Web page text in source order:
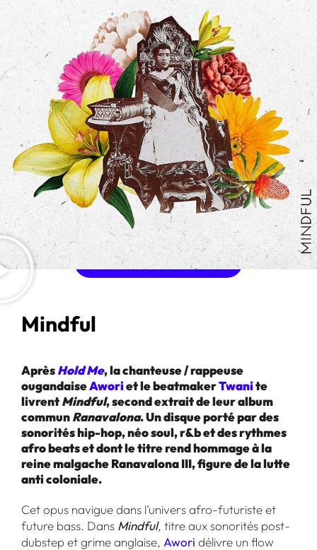
ÉCOUTER L'ALBUM
ACHETER L'ALBUM
Mindful
AprèsHold Me, la chanteuse / rappeuse
ougandaiseAworiet le beatmakerTwanite
livrentMindful, second extrait de leur album
communRanavalona. Un disque porté par des
sonorités hip-hop, néo soul, r&b et des rythmes
afro beats et dont le titre rend hommage à la
reine malgache Ranavalona III, figure de la lutte
anti coloniale.
Cet opus navigue dans l’univers afro-futuriste et
future bass. Dans Mindful, titre aux sonorités post-
dubstep et grime anglaise, Awori délivre un flow